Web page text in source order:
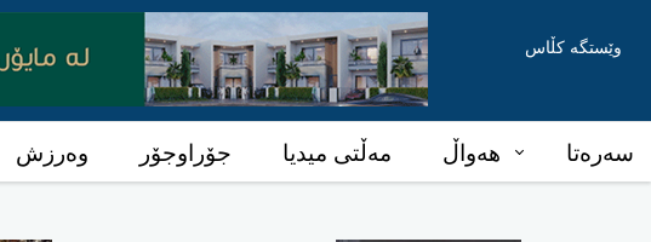
وێستگە کڵاس
سەرەتا هەواڵ مەڵتی میدیا جۆراوجۆر وەرزش